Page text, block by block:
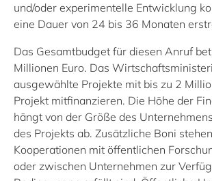
und/oder experimentelle Entwicklung
eine Dauer von 24 bis 36 Monaten
Das Gesamtbudget für diesen Anruf
Millionen Euro. Das
ausgewählte Projekte mit bis zu 2
Projekt mitfinanzieren. Die Höhe der
hängt von der Größe des
des Projekts ab. Zusätzliche Boni
Kooperationen mit öffentlichen
oder zwischen Unternehmen zur